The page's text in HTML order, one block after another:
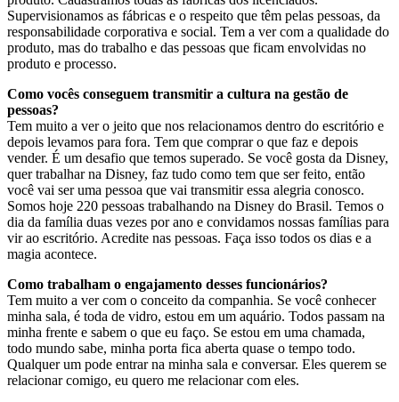
Supervisionamos as fábricas e o respeito que têm pelas pessoas, da
responsabilidade corporativa e social. Tem a ver com a qualidade do
produto, mas do trabalho e das pessoas que ficam envolvidas no
produto e processo.
Como vocês conseguem transmitir a cultura na gestão de
pessoas?
Tem muito a ver o jeito que nos relacionamos dentro do escritório e
depois levamos para fora. Tem que comprar o que faz e depois
vender. É um desafio que temos superado. Se você gosta da Disney,
quer trabalhar na Disney, faz tudo como tem que ser feito, então
você vai ser uma pessoa que vai transmitir essa alegria conosco.
Somos hoje 220 pessoas trabalhando na Disney do Brasil. Temos o
dia da família duas vezes por ano e convidamos nossas famílias para
vir ao escritório. Acredite nas pessoas. Faça isso todos os dias e a
magia acontece.
Como trabalham o engajamento desses funcionários?
Tem muito a ver com o conceito da companhia. Se você conhecer
minha sala, é toda de vidro, estou em um aquário. Todos passam na
minha frente e sabem o que eu faço. Se estou em uma chamada,
todo mundo sabe, minha porta fica aberta quase o tempo todo.
Qualquer um pode entrar na minha sala e conversar. Eles querem se
relacionar comigo, eu quero me relacionar com eles.